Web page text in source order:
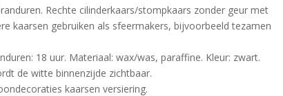
Rechte cilinderkaars/stompkaars zonder geur met
kaarsen gebruiken als sfeermakers, bijvoorbeeld tezamen
18 uur. Materiaal: wax/was, paraffine. Kleur: zwart.
de witte binnenzijde zichtbaar.
kaarsen versiering.